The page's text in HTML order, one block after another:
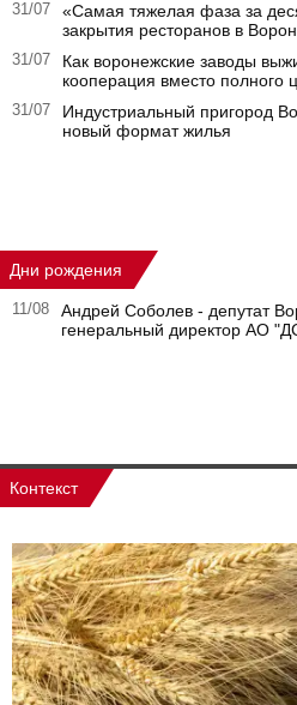
31/07
«Самая тяжелая фаза за
закрытия ресторанов в
31/07
Как воронежские заводы
кооперация вместо полного
31/07
Индустриальный пригород
новый формат жилья
Дни рождения
11/08
Андрей Соболев - депутат
генеральный директор АО
Контекст